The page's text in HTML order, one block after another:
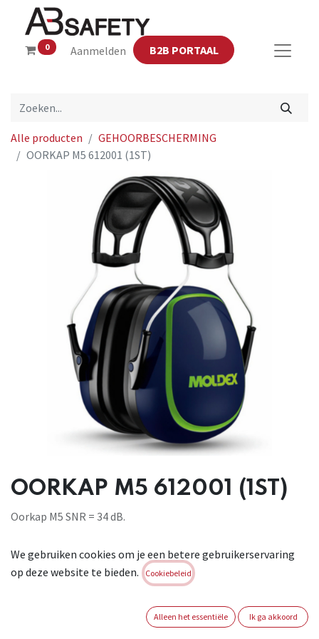
0 Aanmelden B2B PORTAAL
Alle producten
GEHOORBESCHERMING
OORKAP M5 612001 (1ST)
OORKAP M5 612001 (1ST)
Oorkap M5 SNR = 34 dB.
Login of registreer om verder te
We gebruiken cookies om je een betere gebruikerservaring
op deze website te bieden.
Cookiebeleid
Alleen het essentiële Ik ga akkoord